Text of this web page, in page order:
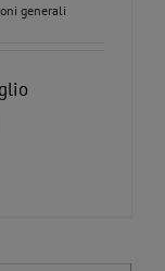
generali